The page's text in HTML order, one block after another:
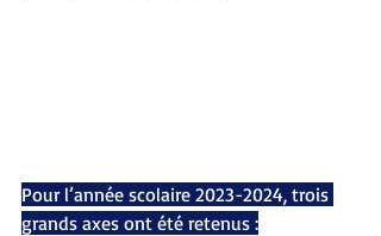
Pour l’année scolaire 2023-2024, trois
grands axes ont été retenus :